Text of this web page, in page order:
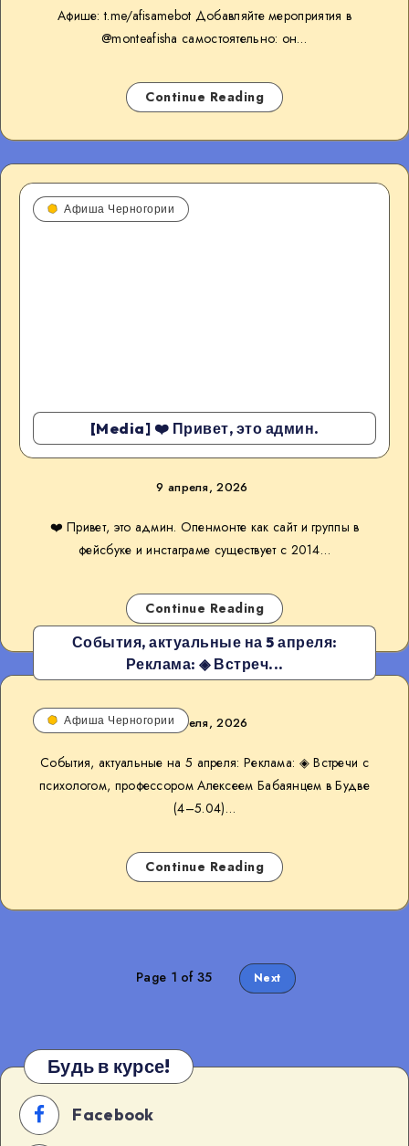
Афише: t.me/afisamebot Добавляйте мероприятия в
@monteafisha самостоятельно: он…
Continue Reading
[Media] ❤️ Привет, это админ.
Афиша Черногории
9 апреля, 2026
❤️ Привет, это админ. Опенмонте как сайт и группы в
фейсбуке и инстаграме существует с 2014…
Continue Reading
События, актуальные на 5 апреля:
Реклама: ◈ Встреч...
Афиша Черногории5 апреля, 2026
События, актуальные на 5 апреля: Реклама: ◈ Встречи с
психологом, профессором Алексеем Бабаянцем в Будве
(4–5.04)…
Continue Reading
Page 1 of 35 Next
Будь в курсе!
Facebook